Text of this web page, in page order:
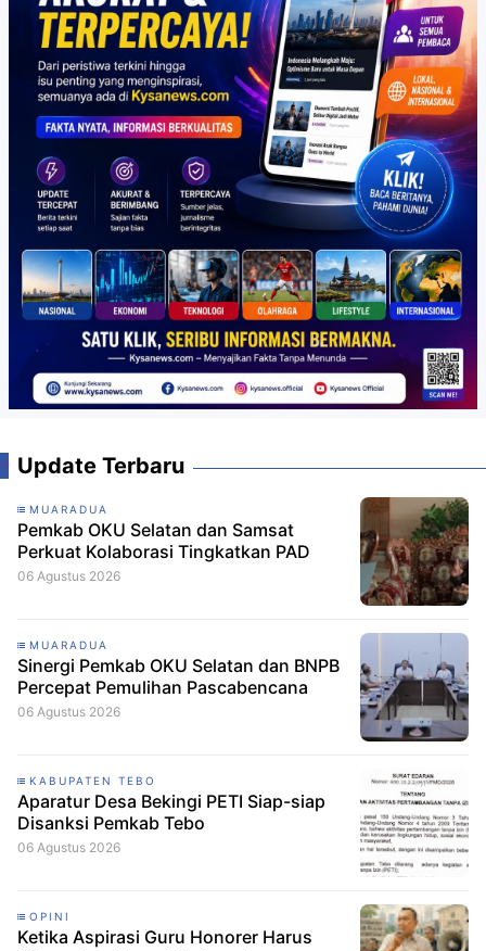
Update Terbaru
MUARADUA
Pemkab OKU Selatan dan Samsat
Perkuat Kolaborasi Tingkatkan PAD
06 Agustus 2026
MUARADUA
Sinergi Pemkab OKU Selatan dan BNPB
Percepat Pemulihan Pascabencana
06 Agustus 2026
KABUPATEN TEBO
Aparatur Desa Bekingi PETI Siap-siap
Disanksi Pemkab Tebo
06 Agustus 2026
OPINI
Ketika Aspirasi Guru Honorer Harus